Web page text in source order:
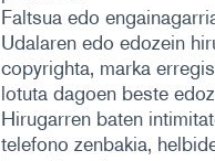
Faltsua edo
Udalaren edo edozein
copyrighta, marka
lotuta dagoen beste
Hirugarren baten
telefono zenbakia,